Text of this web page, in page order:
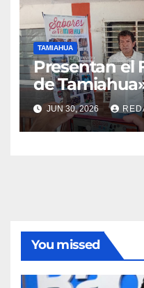
TAMIAHUA
Presentan el
de
JUN 30, 2026
You missed